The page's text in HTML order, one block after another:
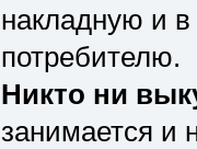
накладную и
потребителю.
Никто ни
занимается и